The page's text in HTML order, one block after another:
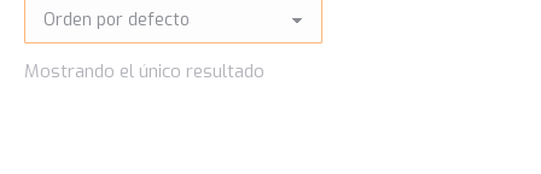
Mostrando el único resultado